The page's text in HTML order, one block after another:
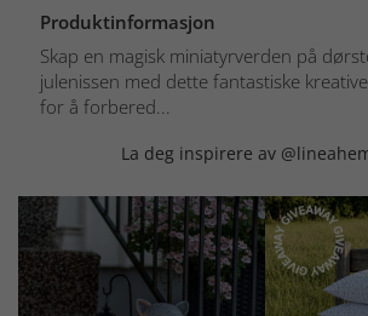
Produktinformasjon
Skap en magisk miniatyrverden på
julenissen med dette fantastiske
for å forbered...
La deg inspirere av